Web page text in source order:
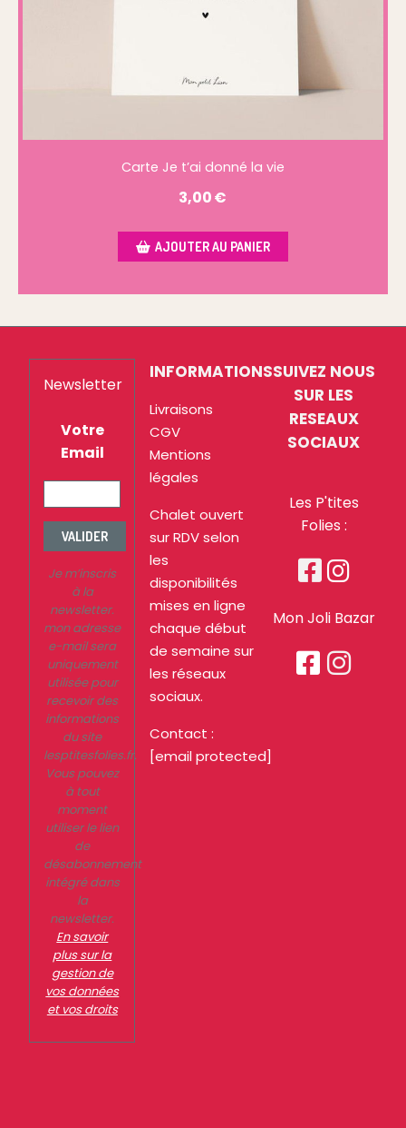
Carte Je t’ai donné la vie
3,00€
AJOUTER AU PANIER
Newsletter
Votre
Email
VALIDER
Je m’inscris
à la
newsletter.
mon adresse
e-mail sera
uniquement
utilisée pour
recevoir des
informations
du site
lesptitesfolies.fr.
Vous pouvez
à tout
moment
utiliser le lien
de
désabonnement
intégré dans
la
newsletter.
En savoir
plus sur la
gestion de
vos données
et vos droits
INFORMATIONS
Livraisons
CGV
Mentions
légales
Chalet ouvert
sur RDV selon
les
disponibilités
mises en ligne
chaque début
de semaine sur
les réseaux
sociaux.
Contact :
[email protected]
SUIVEZ NOUS
SUR LES
RESEAUX
SOCIAUX
Les P'tites
Folies :
 
Mon Joli Bazar
 